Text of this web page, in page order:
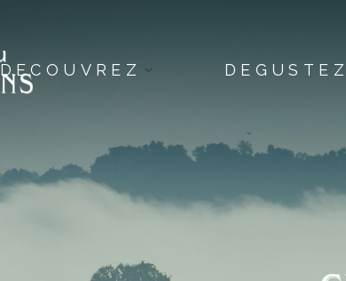
DECOUVREZ DEGUSTEZ